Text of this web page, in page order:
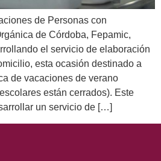
de Personas con
de Córdoba, Fepamic,
el servicio de elaboración
esta ocasión destinado a
de vacaciones de verano
están cerrados). Este
un servicio de […]